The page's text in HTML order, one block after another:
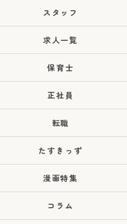
スタッフ
求人一覧
保育士
正社員
転職
たすきっず
漫画特集
コラム